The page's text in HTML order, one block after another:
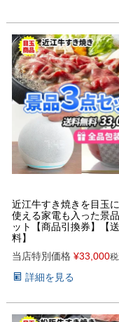
近江牛すき焼きを目玉
使える家電も入った景
ット【商品引換券】【
料】
当店特別価格 ¥33,000
詳細を見る